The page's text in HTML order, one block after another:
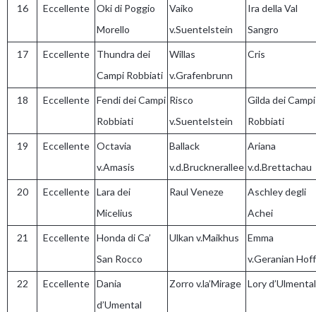
16 Eccellente
Oki di Poggio
Morello
Vaiko
v.Suentelstein
Ira della Val
Sangro
17 Eccellente
Thundra dei
Campi Robbiati
Willas
v.Grafenbrunn
Cris
18 Eccellente
Fendi dei Campi
Robbiati
Risco
v.Suentelstein
Gilda dei Campi
Robbiati
19 Eccellente
Octavia
v.Amasis
Ballack
v.d.Brucknerallee
Ariana
v.d.Brettachau
20 Eccellente
Lara dei
Micelius
Raul Veneze
Aschley degli
Achei
21 Eccellente
Honda di Ca’
San Rocco
Ulkan v.Maikhus
Emma
v.Geranian Hoff
22 Eccellente
Dania
d’Umental
Zorro v.la’Mirage Lory d’Ulmental